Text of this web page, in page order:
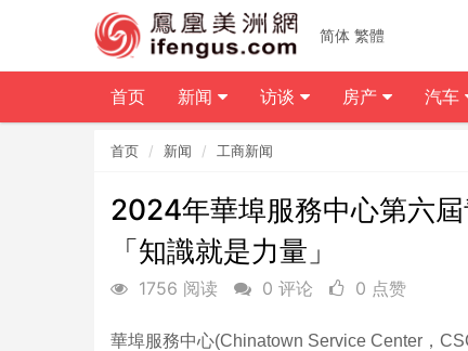
首页 新闻 工商新闻
2024年華埠服務中心第六
「知識就是力量」
1756 阅读 0 评论 0 点赞
華埠服務中心(Chinatown Service Center，
简体 繁體
首页 新闻 访谈 房产 汽车